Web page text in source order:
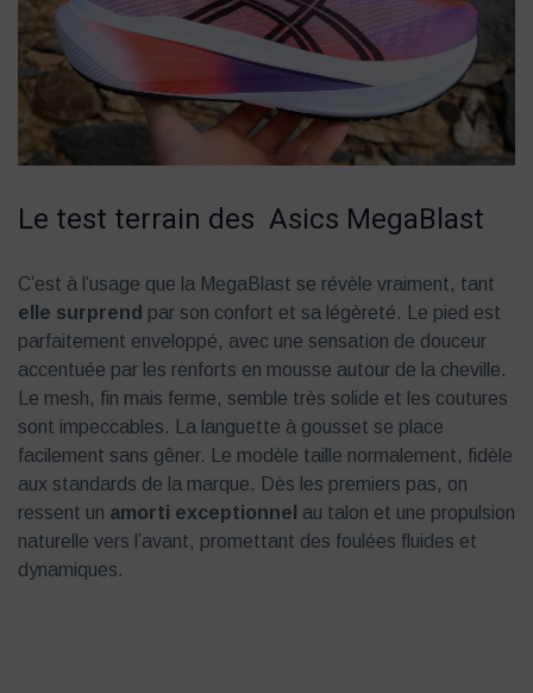
Le test terrain des Asics MegaBlast
C’est à l’usage que la MegaBlast se révèle vraiment, tant
elle surprend par son confort et sa légèreté. Le pied est
parfaitement enveloppé, avec une sensation de douceur
accentuée par les renforts en mousse autour de la cheville.
Le mesh, fin mais ferme, semble très solide et les coutures
sont impeccables. La languette à gousset se place
facilement sans gêner. Le modèle taille normalement, fidèle
aux standards de la marque. Dès les premiers pas, on
ressent un amorti exceptionnel au talon et une propulsion
naturelle vers l’avant, promettant des foulées fluides et
dynamiques.